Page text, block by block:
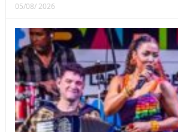
05/08/ 2026